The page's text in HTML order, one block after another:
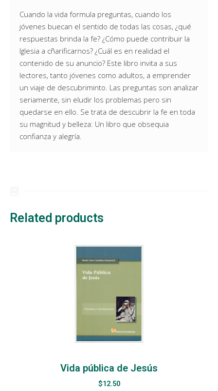
Cuando la vida formula preguntas, cuando los
jóvenes buecan el sentido de todas las cosas, ¿qué
respuestas brinda la fe? ¿Cómo puede contribuir la
Iglesia a cñarificarnos? ¿Cuál es en realidad el
contenido de su anuncio? Este libro invita a sus
lectores, tanto jóvenes como adultos, a emprender
un viaje de descubriminto. Las preguntas son analizar
seriamente, sin eludir los problemas pero sin
quedarse en ello. Se trata de descubrir la fe en toda
su magnitud y belleza: Un libro que obsequia
confianza y alegría.
Related products
Vida pública de Jesús
$12.50